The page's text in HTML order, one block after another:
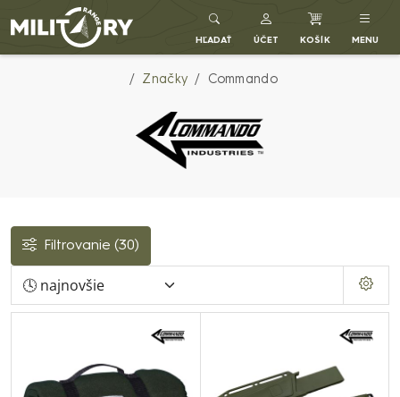
Army shop MILITARY RANGE SK
HĽADAŤ ÚČET KOŠÍK MENU
Značky Commando
Filtrovanie (30)